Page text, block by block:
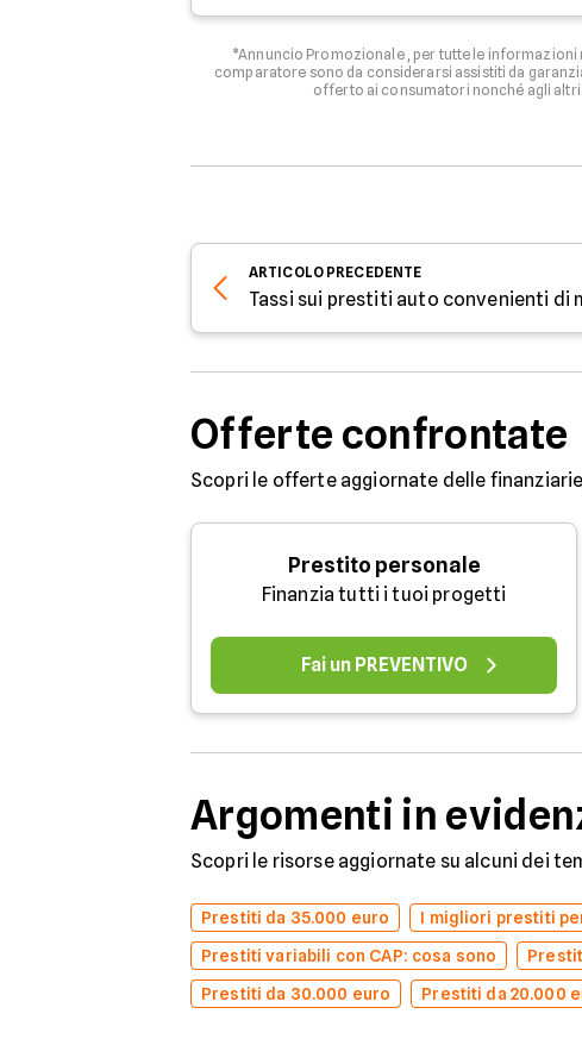
*Annuncio Promozionale , per tutte le
comparatore sono da considerarsi assistiti da
offerto ai consumatori nonché agli
ARTICOLO PRECEDENTE
Tassi sui prestiti auto convenienti di
Offerte confrontate
Scopri le offerte aggiornate delle
Prestito personale
Finanzia tutti i tuoi progetti
Fai un PREVENTIVO
Argomenti in
Scopri le risorse aggiornate su alcuni dei
Prestiti da 35.000 euro I migliori prestiti
Prestiti variabili con CAP: cosa sono
Prestiti da 30.000 euro
Prestiti da 20.000